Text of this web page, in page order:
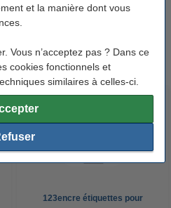
et la manière dont vous
Vous n’acceptez pas ? Dans ce
cookies fonctionnels et
similaires à celles-ci.
populaires
123encre étiquettes pour